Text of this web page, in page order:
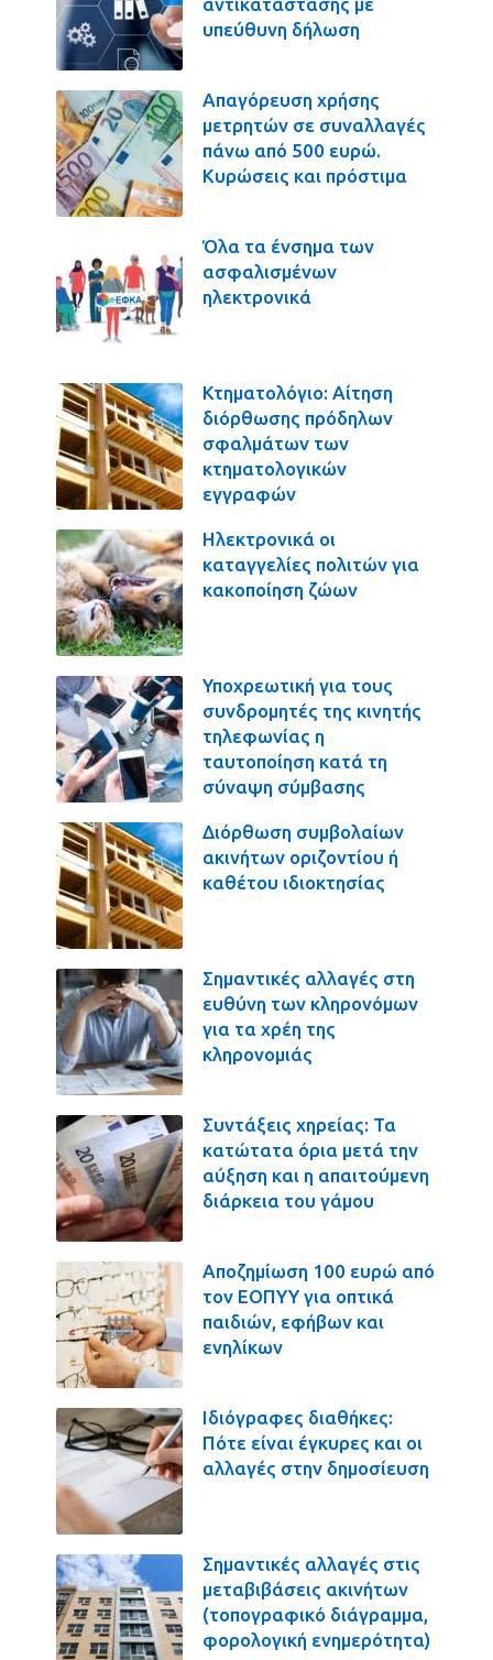
υπεύθυνη δήλωση
Απαγόρευση χρήσης
μετρητών σε συναλλαγές
πάνω από 500 ευρώ.
Κυρώσεις και πρόστιμα
Όλα τα ένσημα των
ασφαλισμένων
ηλεκτρονικά
Κτηματολόγιο: Αίτηση
διόρθωσης πρόδηλων
σφαλμάτων των
κτηματολογικών
εγγραφών
Ηλεκτρονικά οι
καταγγελίες πολιτών για
κακοποίηση ζώων
Υποχρεωτική για τους
συνδρομητές της κινητής
τηλεφωνίας η
ταυτοποίηση κατά τη
σύναψη σύμβασης
Διόρθωση συμβολαίων
ακινήτων οριζοντίου ή
καθέτου ιδιοκτησίας
Σημαντικές αλλαγές στη
ευθύνη των κληρονόμων
για τα χρέη της
κληρονομιάς
Συντάξεις χηρείας: Τα
κατώτατα όρια μετά την
αύξηση και η απαιτούμενη
διάρκεια του γάμου
Αποζημίωση 100 ευρώ από
τον ΕΟΠΥΥ για οπτικά
παιδιών, εφήβων και
ενηλίκων
Ιδιόγραφες διαθήκες:
Πότε είναι έγκυρες και οι
αλλαγές στην δημοσίευση
Σημαντικές αλλαγές στις
μεταβιβάσεις ακινήτων
(τοπογραφικό διάγραμμα,
φορολογική ενημερότητα)